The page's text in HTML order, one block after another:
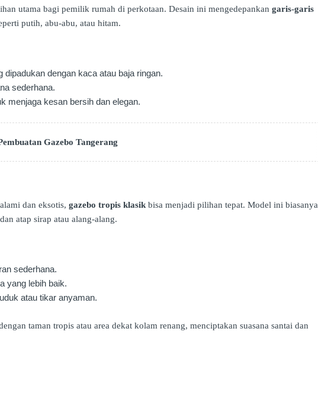
utama bagi pemilik rumah di perkotaan. Desain ini mengedepankan garis-garis
putih, abu-abu, atau hitam.
dipadukan dengan kaca atau baja ringan.
sederhana.
menjaga kesan bersih dan elegan.
Gazebo Tangerang
dan eksotis, gazebo tropis klasik bisa menjadi pilihan tepat. Model ini biasanya
atap sirap atau alang-alang.
sederhana.
yang lebih baik.
atau tikar anyaman.
taman tropis atau area dekat kolam renang, menciptakan suasana santai dan